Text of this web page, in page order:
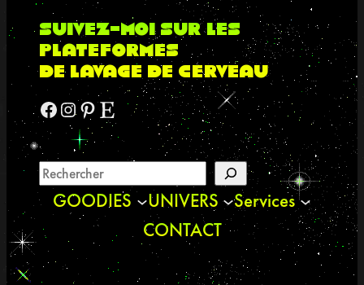
m
–
S
t
i
c
k
e
r
H
t
suivez-moi sur les
plateformes
de lavage de cerveau
Facebook InstagramPinterest Etsy
GOODIES UNIVERS
Services
CONTACT